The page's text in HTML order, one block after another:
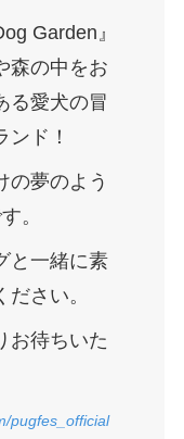
Garden』
森の中をお
る愛犬の冒
ド！
の夢のよう
。
と一緒に素
さい。
お待ちいた
pugfes_official